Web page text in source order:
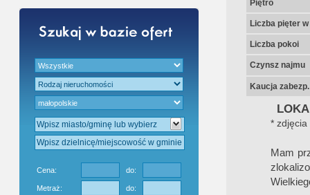
Cena: do:
Metraż: do:
Piętro
Liczba pięter
Liczba pokoi
Czynsz najmu
Kaucja zabezp.
* zdjęcia
Mam